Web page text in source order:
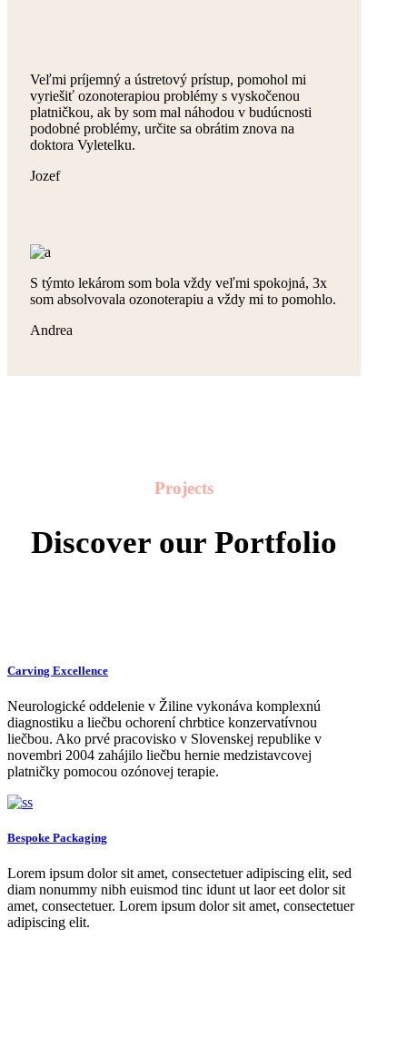
Veľmi príjemný a ústretový prístup, pomohol mi
vyriešiť ozonoterapiou problémy s vyskočenou
platničkou, ak by som mal náhodou v budúcnosti
podobné problémy, určite sa obrátim znova na
doktora Vyletelku.
Jozef
S týmto lekárom som bola vždy veľmi spokojná, 3x
som absolvovala ozonoterapiu a vždy mi to pomohlo.
Andrea
Projects
Discover our Portfolio
Carving Excellence
Neurologické oddelenie v Žiline vykonáva komplexnú
diagnostiku a liečbu ochorení chrbtice konzervatívnou
liečbou. Ako prvé pracovisko v Slovenskej republike v
novembri 2004 zahájilo liečbu hernie medzistavcovej
platničky pomocou ozónovej terapie.
Bespoke Packaging
Lorem ipsum dolor sit amet, consectetuer adipiscing elit, sed
diam nonummy nibh euismod tinc idunt ut laor eet dolor sit
amet, consectetuer. Lorem ipsum dolor sit amet, consectetuer
adipiscing elit.